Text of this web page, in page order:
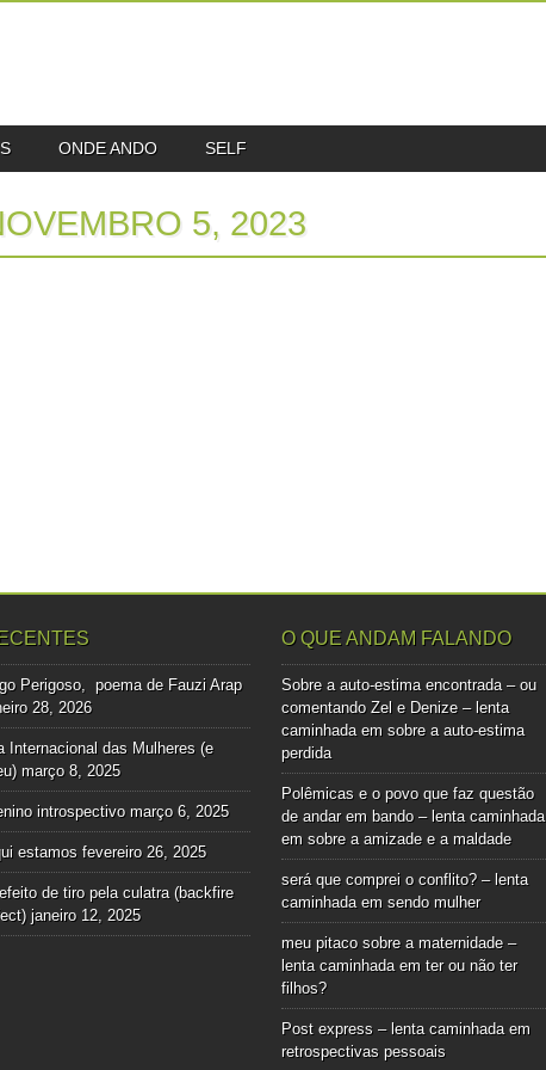
ONDE ANDO SELF
5, 2023
Perigoso, poema de Fauzi Arap
28, 2026
Internacional das Mulheres (e
março 8, 2025
introspectivo março 6, 2025
estamos fevereiro 26, 2025
de tiro pela culatra (backfire
janeiro 12, 2025
O QUE ANDAM FALANDO
Sobre a auto-estima encontrada – ou
comentando Zel e Denize – lenta
caminhadaem sobre a auto-estima
perdida
Polêmicas e o povo que faz questão
de andar em bando – lenta caminhada
em sobre a amizade e a maldade
será que comprei o conflito? – lenta
caminhadaem sendo mulher
meu pitaco sobre a maternidade –
lenta caminhadaem ter ou não ter
filhos?
Post express – lenta caminhadaem
retrospectivas pessoais